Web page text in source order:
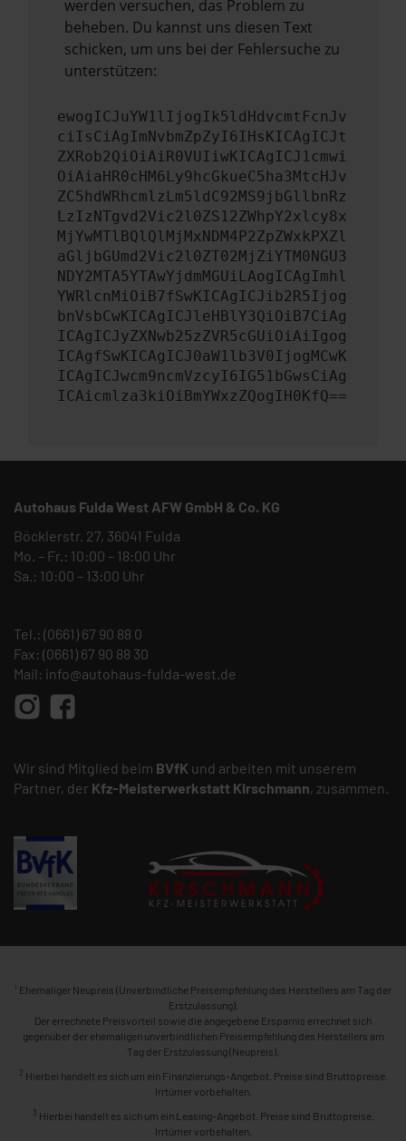
werden versuchen, das Problem zu
beheben. Du kannst uns diesen Text
schicken, um uns bei der Fehlersuche zu
unterstützen:
ewogICJuYW1lIjogIk5ldHdvcmtFcnJv
ciIsCiAgImNvbmZpZyI6IHsKICAgICJt
ZXRob2QiOiAiR0VUIiwKICAgICJ1cmwi
OiAiaHR0cHM6Ly9hcGkueC5ha3MtcHJv
ZC5hdWRhcmlzLm5ldC92MS9jbGllbnRz
LzIzNTgvd2Vic2l0ZS12ZWhpY2xlcy8x
MjYwMTlBQlQlMjMxNDM4P2ZpZWxkPXZl
aGljbGUmd2Vic2l0ZT02MjZiYTM0NGU3
NDY2MTA5YTAwYjdmMGUiLAogICAgImhl
YWRlcnMiOiB7fSwKICAgICJib2R5Ijog
bnVsbCwKICAgICJleHBlY3QiOiB7CiAg
ICAgICJyZXNwb25zZVR5cGUiOiAiIgog
ICAgfSwKICAgICJ0aW1lb3V0IjogMCwK
ICAgICJwcm9ncmVzcyI6IG51bGwsCiAg
ICAicmlza3kiOiBmYWxzZQogIH0KfQ==
Autohaus Fulda West AFW GmbH & Co. KG
Böcklerstr. 27, 36041 Fulda
Mo. – Fr.: 10:00 – 18:00 Uhr
Sa.: 10:00 – 13:00 Uhr
Tel.: (0661) 67 90 88 0
Fax: (0661) 67 90 88 30
Mail: info@autohaus-fulda-west.de
Wir sind Mitglied beim BVfK und arbeiten mit unserem
Partner, der Kfz-Meisterwerkstatt Kirschmann, zusammen.
1 Ehemaliger Neupreis (Unverbindliche Preisempfehlung des Herstellers am Tag der
Erstzulassung).
Der errechnete Preisvorteil sowie die angegebene Ersparnis errechnet sich
gegenüber der ehemaligen unverbindlichen Preisempfehlung des Herstellers am
Tag der Erstzulassung (Neupreis).
2 Hierbei handelt es sich um ein Finanzierungs-Angebot. Preise sind Bruttopreise.
Irrtümer vorbehalten.
3 Hierbei handelt es sich um ein Leasing-Angebot. Preise sind Bruttopreise.
Irrtümer vorbehalten.